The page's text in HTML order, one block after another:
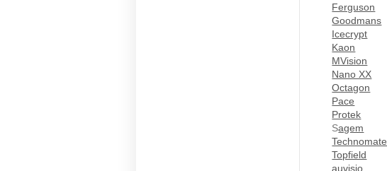
Ferguson
Goodmans
Icecrypt
Kaon
MVision
Nano XX
Octagon
Pace
Protek
Sagem
Technomate
Topfield
auvisio